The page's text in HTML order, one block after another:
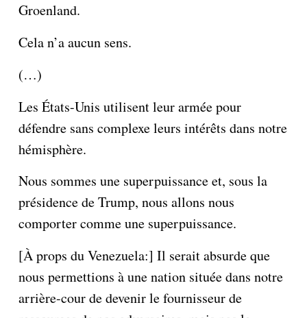
Groenland.
Cela n’a aucun sens.
(…)
Les États-Unis utilisent leur armée pour
défendre sans complexe leurs intérêts dans notre
hémisphère.
Nous sommes une superpuissance et, sous la
présidence de Trump, nous allons nous
comporter comme une superpuissance.
[À props du Venezuela:] Il serait absurde que
nous permettions à une nation située dans notre
arrière-cour de devenir le fournisseur de